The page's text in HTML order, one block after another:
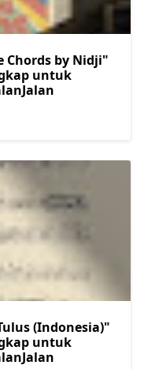
Chords by Nidji"
untuk
(Indonesia)"
untuk